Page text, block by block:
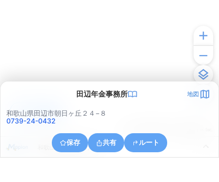
田辺年金事務所 地図
和歌山県田辺市朝日ヶ丘２４−８
0739-24-0432
保存 共有 ルート
和歌山県田辺市中万呂
アプリで見る